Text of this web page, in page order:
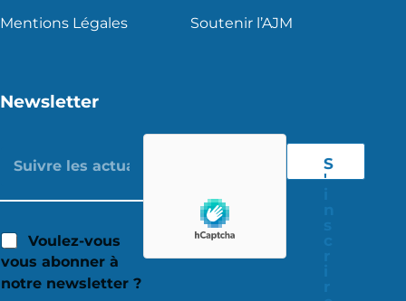
Mentions Légales Soutenir l’AJM
Newsletter
Voulez-vous
vous abonner à
notre newsletter ?
S
'